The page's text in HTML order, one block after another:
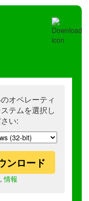
オペレーティ
テムを選択し
い:
ンロード
,情報